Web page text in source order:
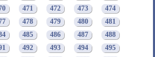
471 472 473
474
478 479 480
481
485 486 487
488
492 493 494
495